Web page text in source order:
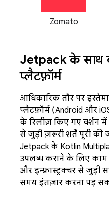
Zomato
Jetpack के साथ
प्लैटफ़ॉर्म
आधिकारिक तौर पर
प्लैटफ़ॉर्म (Android और
के रिलीज़ किए गए वर्शन में
से जुड़ी ज़रूरी शर्तें पूरी की
Jetpack के Kotlin
उपलब्ध कराने के लिए
और इन्फ़्रास्ट्रक्चर से
समय इंतज़ार करना पड़